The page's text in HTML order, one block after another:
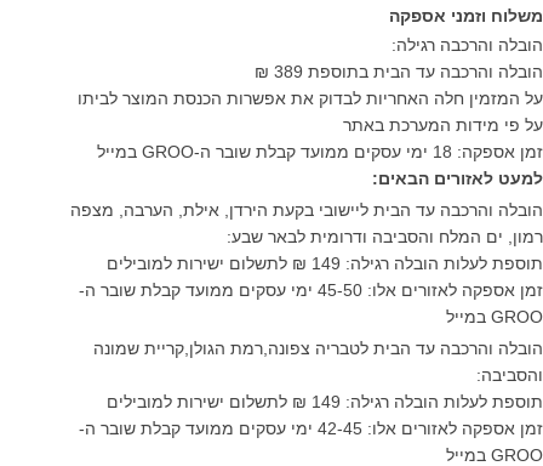
משלוח וזמני אספקה
הובלה והרכבה רגילה:
הובלה והרכבה עד הבית בתוספת 389 ₪
על המזמין חלה האחריות לבדוק את אפשרות הכנסת המוצר לביתו
על פי מידות המערכת באתר
זמן אספקה: 18 ימי עסקים ממועד קבלת שובר ה-GROO במייל
למעט לאזורים הבאים:
הובלה והרכבה עד הבית ליישובי בקעת הירדן, אילת, הערבה, מצפה
רמון, ים המלח והסביבה ודרומית לבאר שבע:
תוספת לעלות הובלה רגילה: 149 ₪ לתשלום ישירות למובילים
זמן אספקה לאזורים אלו: 45-50 ימי עסקים ממועד קבלת שובר ה-
GROO במייל
הובלה והרכבה עד הבית לטבריה צפונה,רמת הגולן,קריית שמונה
והסביבה:
תוספת לעלות הובלה רגילה: 149 ₪ לתשלום ישירות למובילים
זמן אספקה לאזורים אלו: 42-45 ימי עסקים ממועד קבלת שובר ה-
GROO במייל